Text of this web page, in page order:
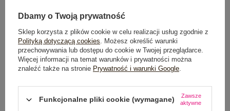
Dbamy o Twoją prywatność
Sklep korzysta z plików cookie w celu realizacji usług zgodnie z
Polityką dotyczącą cookies. Możesz określić warunki
przechowywania lub dostępu do cookie w Twojej przeglądarce.
Więcej informacji na temat warunków i prywatności można
znaleźć także na stronie Prywatność i warunki Google.
Funkcjonalne pliki cookie (wymagane)
Zawsze
aktywne